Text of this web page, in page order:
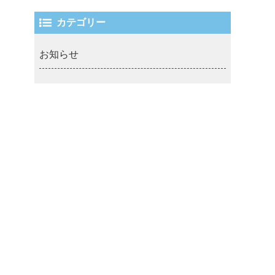
カテゴリー
お知らせ